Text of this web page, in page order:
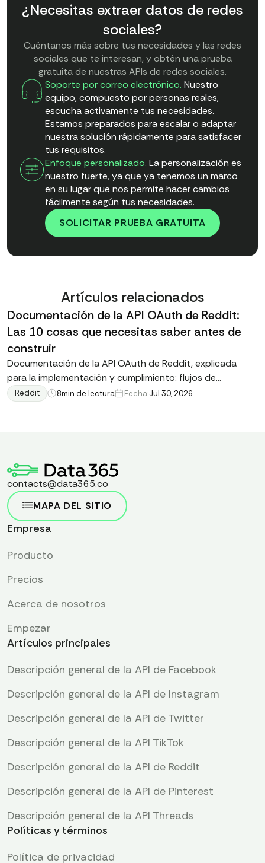
¿Necesitas extraer datos de redes
sociales?
Cuéntanos más sobre tus necesidades y las redes
sociales que te interesan, y obtén una prueba
gratuita de nuestras APIs de redes sociales.
Soporte por correo electrónico. Nuestro
equipo, compuesto por personas reales,
escucha activamente tus necesidades.
Estamos preparados para escalar o adaptar
nuestra solución rápidamente para satisfacer
tus requisitos.
Enfoque personalizado. La personalización es
nuestro fuerte, ya que ya tenemos un marco
en su lugar que nos permite hacer cambios
fácilmente según tus necesidades.
SOLICITAR PRUEBA GRATUITA
Artículos relacionados
Documentación de la API OAuth de Reddit:
Las 10 cosas que necesitas saber antes de
construir
Documentación de la API OAuth de Reddit, explicada
para la implementación y cumplimiento: flujos de
autenticación, manejo de tokens, límites de tasa y los
Reddit 8min de lectura Fecha:Jul 30, 2026
contacts@data365.co
MAPA DEL SITIO
Empresa
Producto
Precios
Acerca de nosotros
Empezar
Artículos principales
Descripción general de la API de Facebook
Descripción general de la API de Instagram
Descripción general de la API de Twitter
Descripción general de la API TikTok
Descripción general de la API de Reddit
Descripción general de la API de Pinterest
Descripción general de la API Threads
Políticas y términos
Política de privacidad